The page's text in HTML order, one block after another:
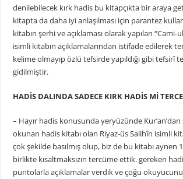
denilebilecek kırk hadis bu kitapçıkta bir araya
kitapta da daha iyi anlaşılması için parantez
kitabın şerhi ve açıklaması olarak yapılan
isimli kitabın açıklamalarından istifade edilerek
kelime olmayıp özlü tefsirde yapıldığı gibi tefsirî
gidilmiştir.
HADİS DALINDA SADECE KIRK HADİS Mİ
– Hayır hadis konusunda yeryüzünde
okunan hadis kitabı olan Riyaz-üs Salihîn isimli
çok şekilde basılmış olup, biz de bu kitabı aynen
birlikte kısaltmaksızın tercüme ettik. gereken
puntolarla açıklamalar verdik ve çoğu